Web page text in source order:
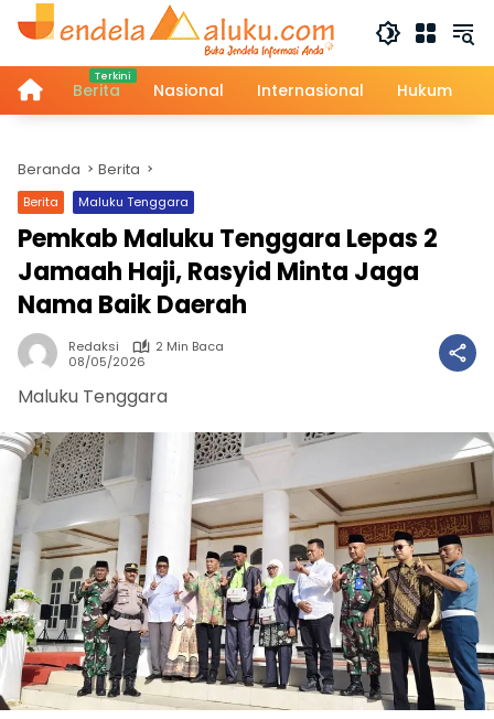
Langsung
HomeBerita Nasional Internasional Hukum
Beranda Berita
Berita Maluku Tenggara
Pemkab Maluku Tenggara Lepas 2
Jamaah Haji, Rasyid Minta Jaga
Nama Baik Daerah
Redaksi
2 Min Baca
08/05/2026
Maluku Tenggara